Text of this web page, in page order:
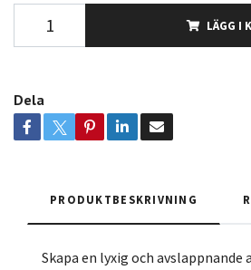
LÄGG I
Dela
PRODUKTBESKRIVNING
Skapa en lyxig och avslappnande